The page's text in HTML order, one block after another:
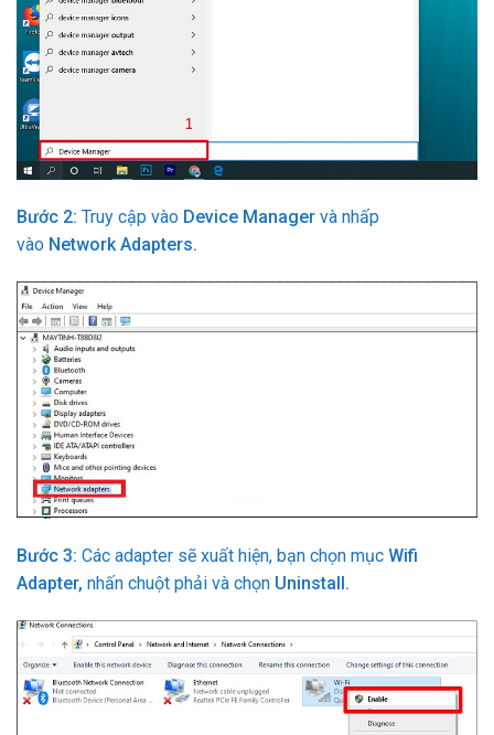
Bước 2: Truy cập vào Device Manager và nhấp
vào Network Adapters.
Bước 3: Các adapter sẽ xuất hiện, bạn chọn mục Wifi
Adapter, nhấn chuột phải và chọn Uninstall.